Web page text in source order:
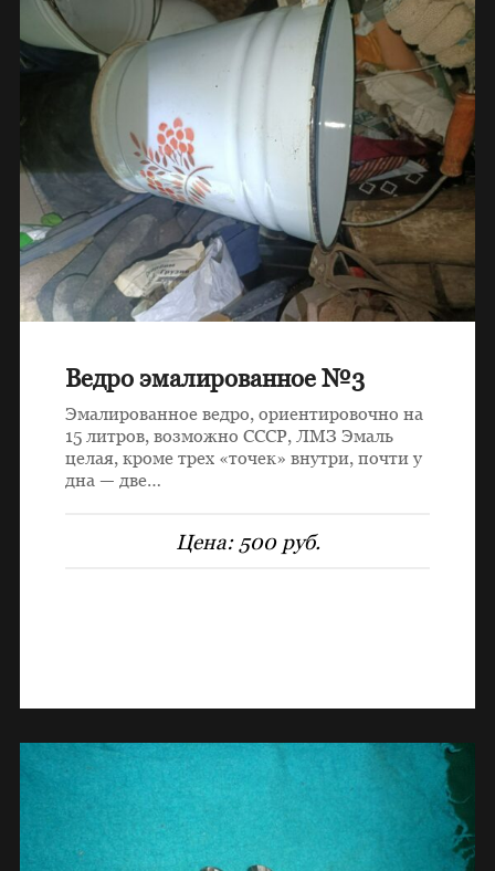
Ведро эмалированное №3
Эмалированное ведро, ориентировочно на
15 литров, возможно СССР, ЛМЗ Эмаль
целая, кроме трех «точек» внутри, почти у
дна — две…
Цена: 500 руб.